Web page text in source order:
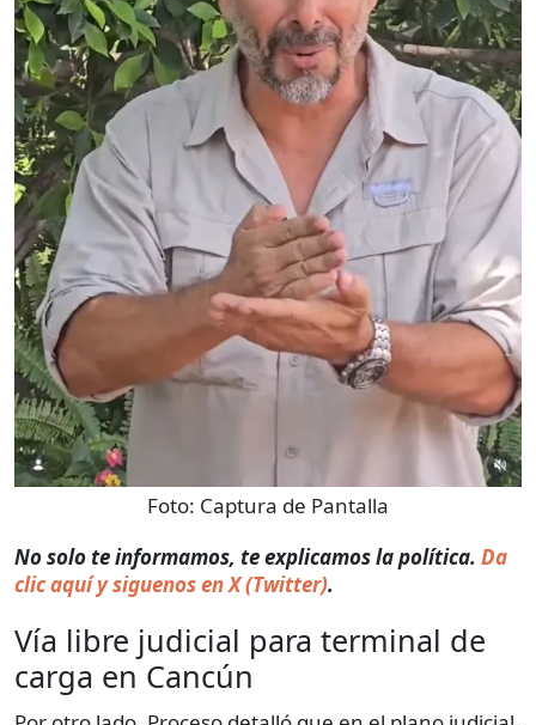
Foto: Captura de Pantalla
No solo te informamos, te explicamos la política. Da
clic aquí y siguenos en X (Twitter).
Vía libre judicial para terminal de
carga en Cancún